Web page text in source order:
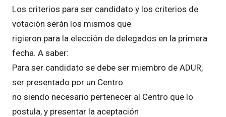
Los criterios para ser candidato y los criterios de
votación serán los mismos que
rigieron para la elección de delegados en la primera
fecha. A saber:
Para ser candidato se debe ser miembro de ADUR,
ser presentado por un Centro
no siendo necesario pertenecer al Centro que lo
postula, y presentar la aceptación